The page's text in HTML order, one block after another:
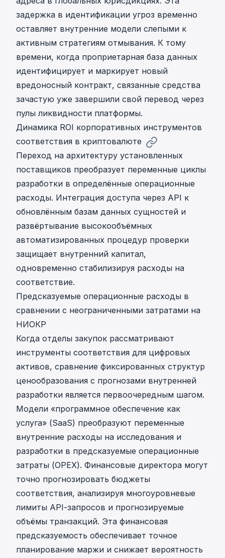
задержка в идентификации угроз временно
оставляет внутренние модели слепыми к
активным стратегиям отмывания. К тому
времени, когда проприетарная база данных
идентифицирует и маркирует новый
вредоносный контракт, связанные средства
зачастую уже завершили свой перевод через
пулы ликвидности платформы.
Динамика ROI корпоративных инструментов
соответствия в криптовалюте
Переход на архитектуру установленных
поставщиков преобразует переменные циклы
разработки в определённые операционные
расходы. Интеграция доступа через API к
обновлённым базам данных сущностей и
развёртывание высокообъёмных
автоматизированных процедур проверки
защищает внутренний капитал,
одновременно стабилизируя расходы на
соответствие.
Предсказуемые операционные расходы в
сравнении с неограниченными затратами на
НИОКР
Когда отделы закупок рассматривают
инструменты соответствия для цифровых
активов, сравнение фиксированных структур
ценообразования с прогнозами внутренней
разработки является первоочередным шагом.
Модели «программное обеспечение как
услуга» (SaaS) преобразуют переменные
внутренние расходы на исследования и
разработки в предсказуемые операционные
затраты (OPEX). Финансовые директора могут
точно прогнозировать бюджеты
соответствия, анализируя многоуровневые
лимиты API-запросов и прогнозируемые
объёмы транзакций. Эта финансовая
предсказуемость обеспечивает точное
планирование маржи и снижает вероятность